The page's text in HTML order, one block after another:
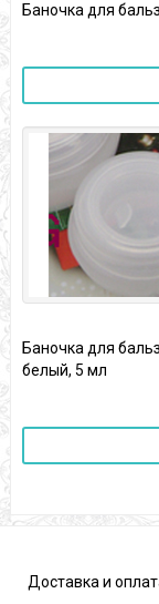
Баночка для
Баночка для
белый, 5 мл
Доставка и